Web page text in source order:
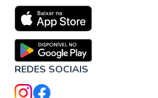
REDES SOCIAIS